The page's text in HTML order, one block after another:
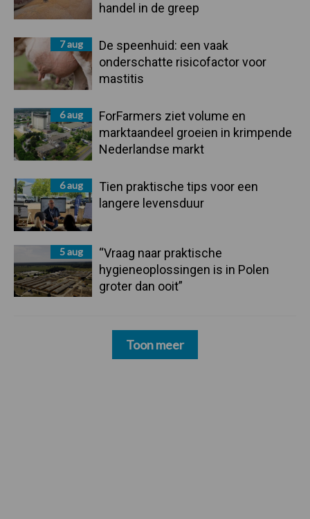
handel in de greep
7 aug
De speenhuid: een vaak
onderschatte risicofactor voor
mastitis
6 aug
ForFarmers ziet volume en
marktaandeel groeien in krimpende
Nederlandse markt
6 aug
Tien praktische tips voor een
langere levensduur
5 aug
“Vraag naar praktische
hygieneoplossingen is in Polen
groter dan ooit”
Toon meer